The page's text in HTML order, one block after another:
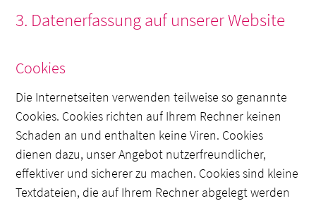
3. Datenerfassung auf unserer Website
Cookies
Die Internetseiten verwenden teilweise so genannte
Cookies. Cookies richten auf Ihrem Rechner keinen
Schaden an und enthalten keine Viren. Cookies
dienen dazu, unser Angebot nutzerfreundlicher,
effektiver und sicherer zu machen. Cookies sind kleine
Textdateien, die auf Ihrem Rechner abgelegt werden